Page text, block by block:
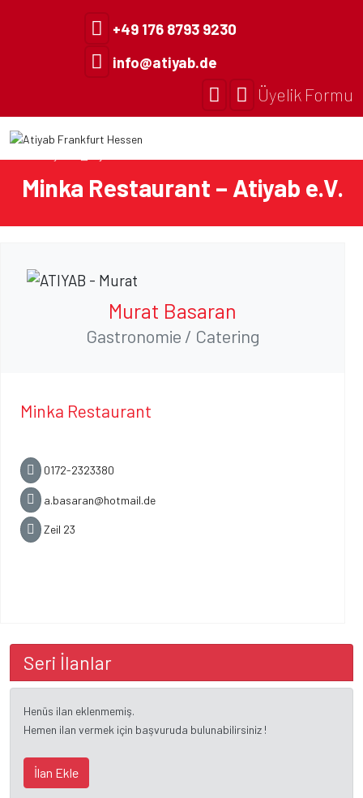
+49 176 8793 9230
info@atiyab.de
Üyelik Formu
Minka Restaurant – Atiyab e.V.
Murat Basaran
Gastronomie / Catering
Minka Restaurant
0172-2323380
a.basaran@hotmail.de
Zeil 23
Seri İlanlar
Henüs ilan eklenmemiş.
Hemen ilan vermek için başvuruda bulunabilirsiniz !
İlan Ekle